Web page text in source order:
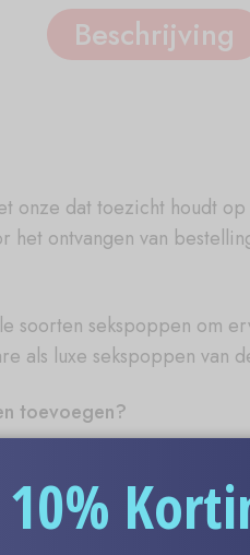
Beschrijving
onze dat toezicht houdt
ontvangen van
soorten sekspoppen
als luxe sekspoppen van
toevoegen?
aan klantenservice,
de jaren heen hebben
vertrouwd
10%